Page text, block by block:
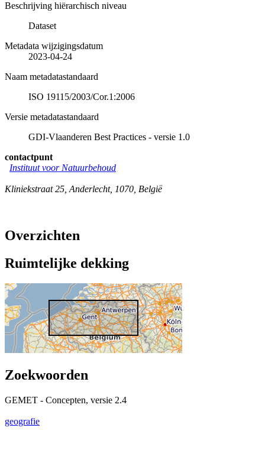
Beschrijving hiërarchisch niveau
Dataset
Metadata wijzigingsdatum
2023-04-24
Naam metadatastandaard
ISO 19115/2003/Cor.1:2006
Versie metadatastandaard
GDI-Vlaanderen Best Practices - versie 1.0
contactpunt
Instituut voor Natuurbehoud
Kliniekstraat 25,Anderlecht, 1070, België
Overzichten
Ruimtelijke dekking
Zoekwoorden
GEMET - Concepten, versie 2.4
geografie